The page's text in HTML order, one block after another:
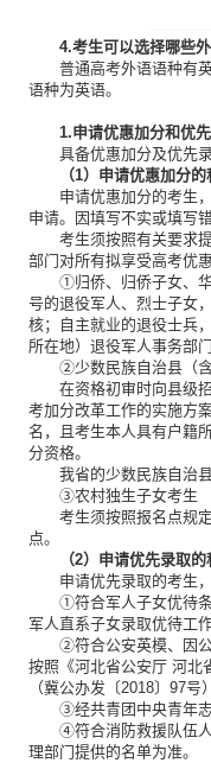
4.考生可以选择哪些外
普通高考外语语种有
语种为英语。
1.申请优惠加分和优
具备优惠加分及优先
（1）申请优惠加分的
申请优惠加分的考生
申请。因填写不实或填写
考生须按照有关要求
部门对所有拟享受高考优
①归侨、归侨子女、
号的退役军人、烈士子女
核；自主就业的退役士兵
所在地）退役军人事务部
②少数民族自治县（
在资格初审时向县级
考加分改革工作的实施方
名，且考生本人具有户籍
分资格。
我省的少数民族自治
③农村独生子女考生
考生须按照报名点规
点。
（2）申请优先录取的
申请优先录取的考生
①符合军人子女优待
军人直系子女录取优待工
②符合公安英模、因
按照《河北省公安厅 河北
（冀公办发〔2018〕97
③经共青团中央青年
④符合消防救援队伍
理部门提供的名单为准。